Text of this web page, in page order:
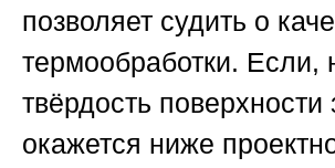
позволяет судить о
термообработки. Если,
твёрдость поверхности
окажется ниже